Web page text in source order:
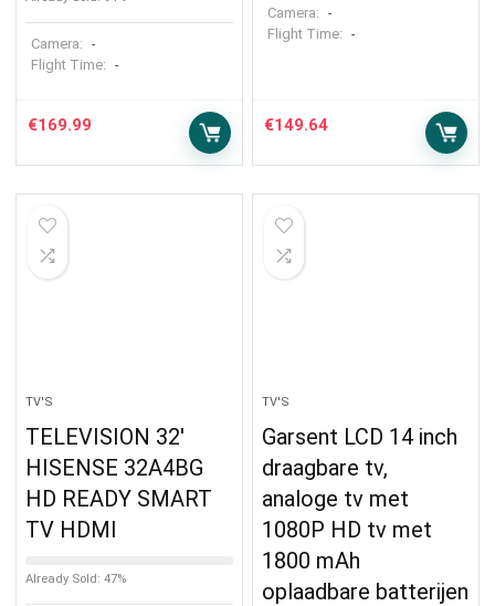
Camera: -
Flight Time: -
€169.99
Camera: -
Flight Time: -
€149.64
TV'S
TELEVISION 32′
HISENSE 32A4BG
HD READY SMART
TV HDMI
Already Sold: 47%
TV'S
Garsent LCD 14 inch
draagbare tv,
analoge tv met
1080P HD tv met
1800 mAh
oplaadbare batterijen